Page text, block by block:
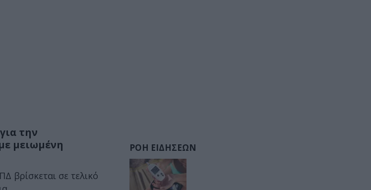
την
μειωμένη
βρίσκεται σε τελικό
ΡΟΗ ΕΙΔΗΣΕΩΝ